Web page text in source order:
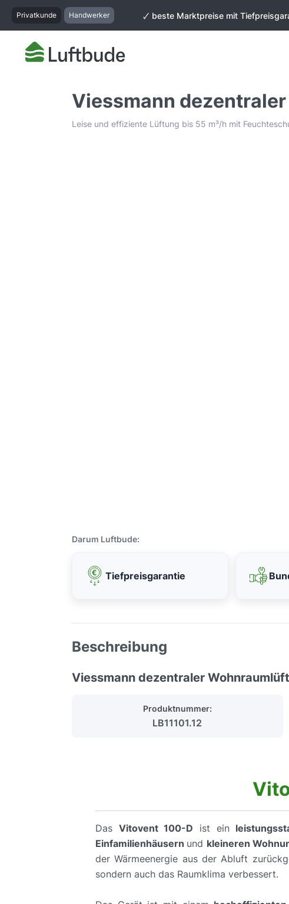
Zur Hauptnavigation springen
Privatkunde Handwerker 🗸 beste Marktpreise mit
Viessmann
Leise und effiziente Lüftung bis 55 m³/h mit
Darum Luftbude:
Tiefpreisgarantie
Beschreibung
Viessmann dezentraler
Produktnummer:
LB11101.12
Das Vitovent 100-D ist ein
Einfamilienhäusern und kleineren
der Wärmeenergie aus der Abluft
sondern auch das Raumklima verbessert.